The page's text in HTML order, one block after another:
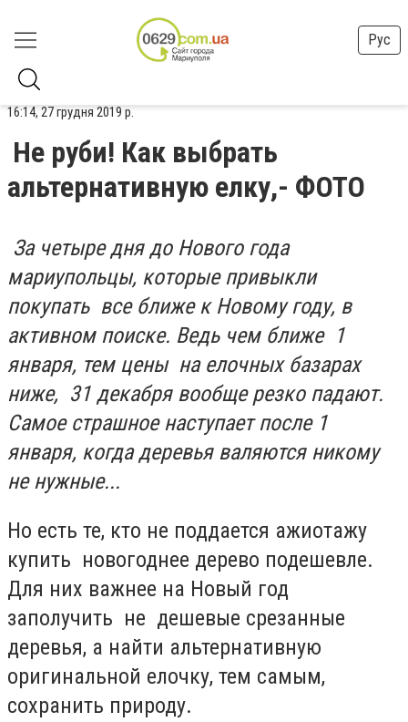
Рус
16:14, 27 грудня 2019 р.
Не руби! Как выбрать
альтернативную елку,- ФОТО
За четыре дня до Нового года
мариупольцы, которые привыкли
покупать все ближе к Новому году, в
активном поиске. Ведь чем ближе 1
января, тем цены на елочных базарах
ниже, 31 декабря вообще резко падают.
Самое страшное наступает после 1
января, когда деревья валяются никому
не нужные...
Но есть те, кто не поддается ажиотажу
купить новогоднее дерево подешевле.
Для них важнее на Новый год
заполучить не дешевые срезанные
деревья, а найти альтернативную
оригинальной елочку, тем самым,
сохранить природу.